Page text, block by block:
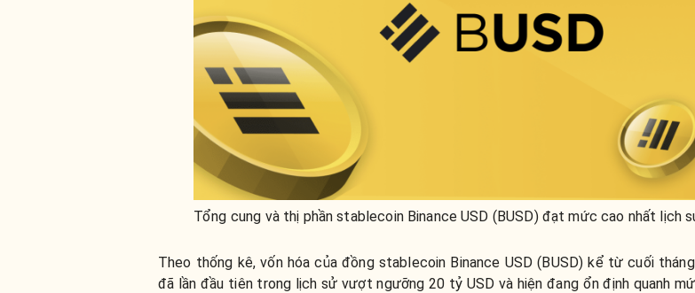
Tổng cung và thị phần stablecoin Binance USD (BUSD) đạt mức cao nhất lịch
Theo thống kê, vốn hóa của đồng stablecoin Binance USD (BUSD) kể từ cuối
đã lần đầu tiên trong lịch sử vượt ngưỡng 20 tỷ USD và hiện đang ổn định quanh